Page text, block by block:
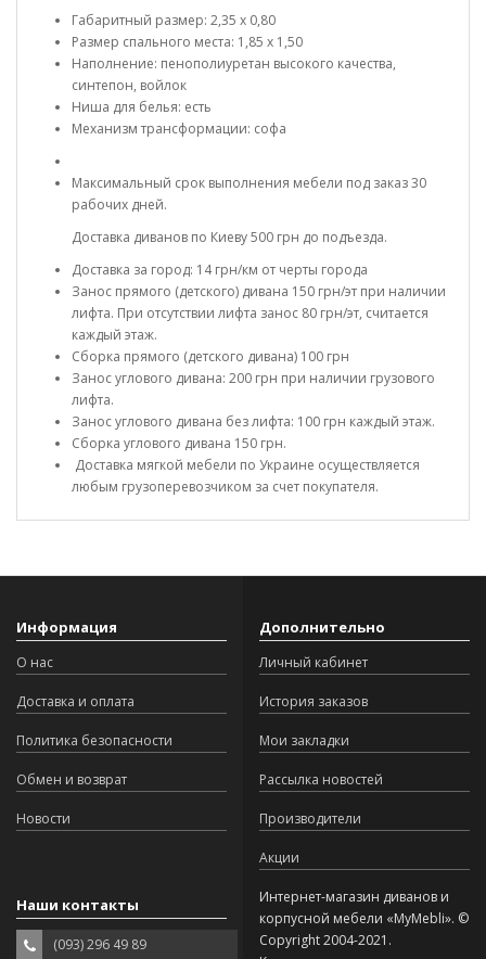
Габаритный размер: 2,35 х 0,80
Размер спального места: 1,85 х 1,50
Наполнение: пенополиуретан высокого качества,
синтепон, войлок
Ниша для белья: есть
Механизм трансформации: софа
Максимальный срок выполнения мебели под заказ 30
рабочих дней.
Доставка диванов по Киеву 500 грн до подъезда.
Доставка за город: 14 грн/км от черты города
Занос прямого (детского) дивана 150 грн/эт при наличии
лифта. При отсутствии лифта занос 80 грн/эт, считается
каждый этаж.
Сборка прямого (детского дивана) 100 грн
Занос углового дивана: 200 грн при наличии грузового
лифта.
Занос углового дивана без лифта: 100 грн каждый этаж.
Сборка углового дивана 150 грн.
Доставка мягкой мебели по Украине осуществляется
любым грузоперевозчиком за счет покупателя.
Информация
О нас
Доставка и оплата
Политика безопасности
Обмен и возврат
Новости
Дополнительно
Личный кабинет
История заказов
Мои закладки
Рассылка новостей
Производители
Акции
Наши контакты
(093) 296 49 89
Интернет-магазин диванов и
корпусной мебели «MyMebli». ©
Copyright 2004-2021.